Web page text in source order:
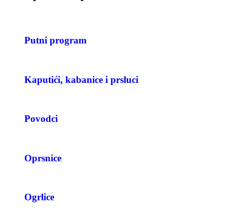
Putni program
Kaputići, kabanice i prsluci
Povodci
Oprsnice
Ogrlice